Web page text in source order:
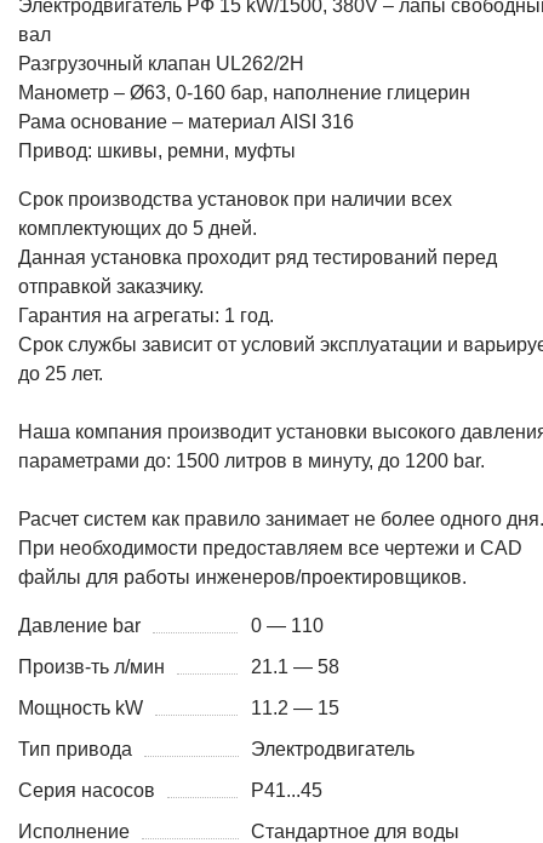
Электродвигатель РФ 15 kW/1500, 380V – лапы
вал
Разгрузочный клапан UL262/2H
Манометр – Ø63, 0-160 бар, наполнение глицерин
Рама основание – материал AISI 316
Привод: шкивы, ремни, муфты
Срок производства установок при наличии всех
комплектующих до 5 дней.
Данная установка проходит ряд тестирований перед
отправкой заказчику.
Гарантия на агрегаты: 1 год.
Срок службы зависит от условий эксплуатации и
до 25 лет.
Наша компания производит установки высокого
параметрами до: 1500 литров в минуту, до 1200 bar.
Расчет систем как правило занимает не более одного дня.
При необходимости предоставляем все чертежи и CAD
файлы для работы инженеров/проектировщиков.
Давление bar
0 — 110
Произв-ть л/мин
21.1 — 58
Мощность kW
11.2 — 15
Тип привода
Электродвигатель
Серия насосов
P41...45
Исполнение
Стандартное для воды